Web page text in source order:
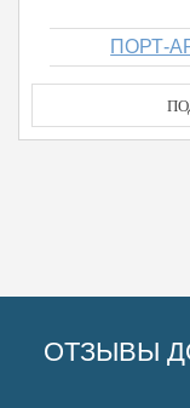
ПОРТ-
ОТЗЫВЫ